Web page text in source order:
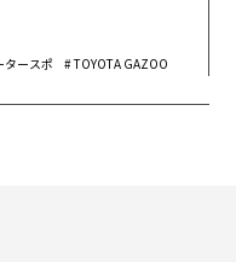
タースポ
TOYOTA GAZOO